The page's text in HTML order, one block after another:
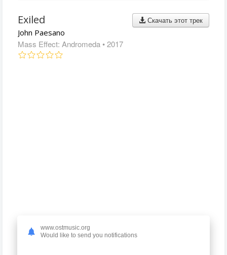
Скачать этот трек
Exiled
John Paesano
Mass Effect: Andromeda • 2017
www.ostmusic.org
Would like to send you notifications